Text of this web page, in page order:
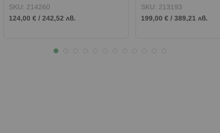
SKU: 214260
124,00 € / 242,52 лв.
SKU: 213193
199,00 € / 389,21 лв.